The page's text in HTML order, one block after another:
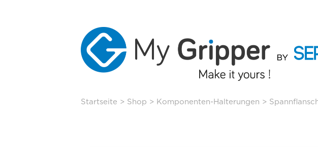
Startseite > Shop > Komponenten-Halterungen >